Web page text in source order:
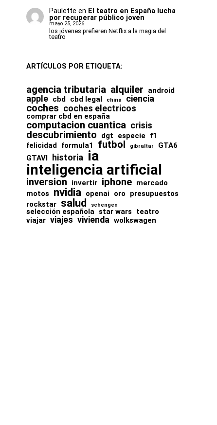
Paulette en El teatro en España lucha
por recuperar público joven
mayo 25, 2026
los jóvenes prefieren Netflix a la magia del
teatro
ARTÍCULOS POR ETIQUETA:
agencia tributaria alquiler android
apple cbd cbd legal china ciencia
coches coches electricos
comprar cbd en españa
computacion cuantica crisis
descubrimiento dgt especie
f1
felicidad formula1 futbol gibraltar
GTA6
GTAVI historia ia
inteligencia artificial
inversion invertir iphone mercado
motos
nvidia openai oro
presupuestos
rockstar salud schengen
selección española star wars
teatro
viajar viajes vivienda wolkswagen